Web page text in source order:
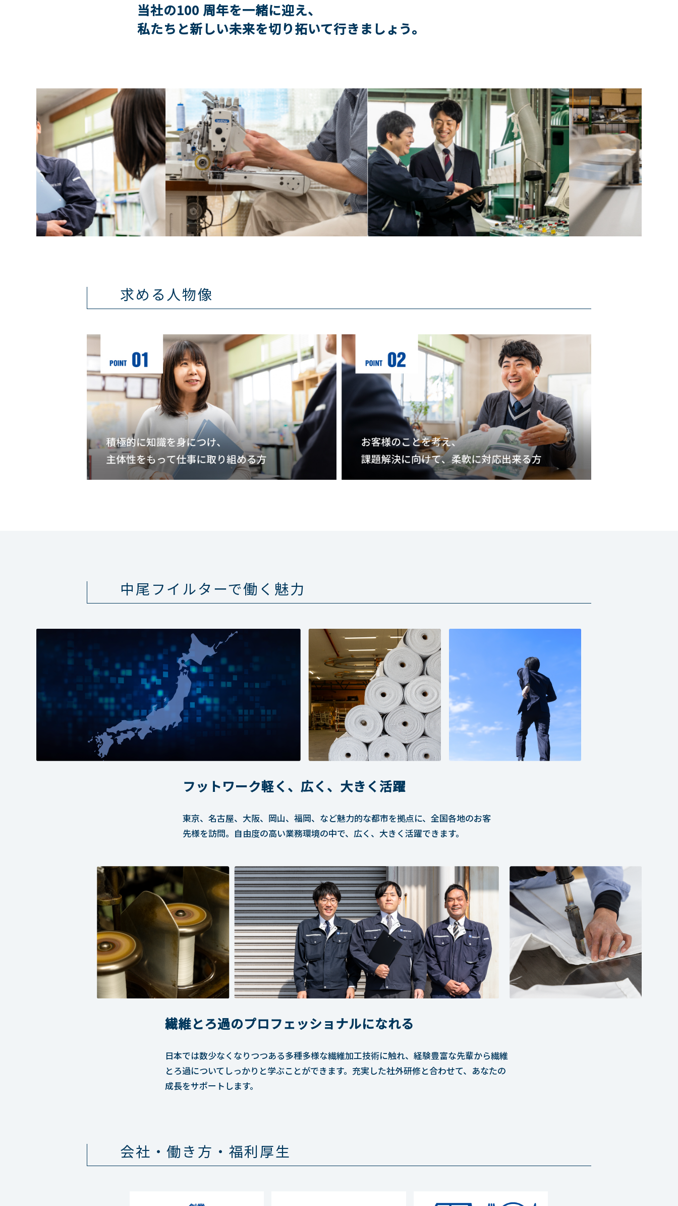
当社の100 周年を一緒に迎え、
私たちと新しい未来を切り拓いて行きましょう。
求める人物像
中尾フイルターで働く魅力
フットワーク軽く、広く、大きく活躍
東京、名古屋、大阪、岡山、福岡、など魅力的な都市を拠点に、全国各地のお客
先様を訪問。自由度の高い業務環境の中で、広く、大きく活躍できます。
繊維とろ過のプロフェッショナルになれる
日本では数少なくなりつつある多種多様な繊維加工技術に触れ、経験豊富な先輩から繊維
とろ過についてしっかりと学ぶことができます。充実した社外研修と合わせて、あなたの
成長をサポートします。
会社・働き方・福利厚生